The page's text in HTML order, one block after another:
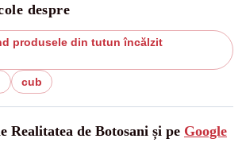
despre
produsele din tutun încălzit
cub
Realitatea de Botosani și pe Google